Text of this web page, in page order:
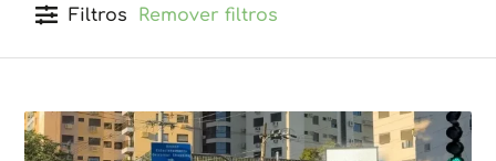
Filtros Remover filtros